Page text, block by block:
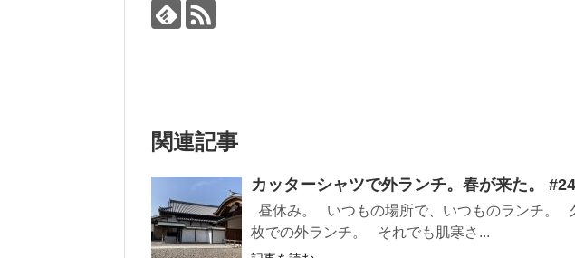
関連記事
カッターシャツで外ランチ。春が来た。
昼休み。 いつもの場所で、いつものランチ。
枚での外ランチ。 それでも肌寒さ...